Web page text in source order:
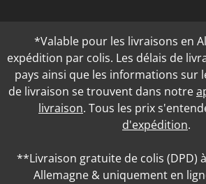
*Valable pour les livraisons en
expédition par colis. Les délais de
pays ainsi que les informations sur
de livraison se trouvent dans notre
livraison. Tous les prix
d'expédition.
**Livraison gratuite de colis (DPD)
Allemagne & uniquement en